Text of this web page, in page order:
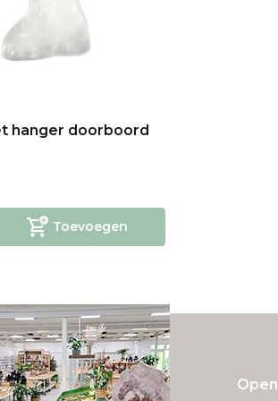
hanger doorboord
Toevoegen